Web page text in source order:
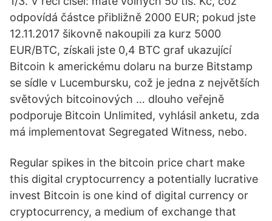
odpovídá částce přibližně 2000 EUR; pokud jste
12.11.2017 šikovně nakoupili za kurz 5000
EUR/BTC, získali jste 0,4 BTC graf ukazující
Bitcoin k americkému dolaru na burze Bitstamp
se sídle v Lucembursku, což je jedna z největších
světových bitcoinových … dlouho veřejně
podporuje Bitcoin Unlimited, vyhlásil anketu, zda
má implementovat Segregated Witness, nebo.
Regular spikes in the bitcoin price chart make
this digital cryptocurrency a potentially lucrative
invest Bitcoin is one kind of digital currency or
cryptocurrency, a medium of exchange that